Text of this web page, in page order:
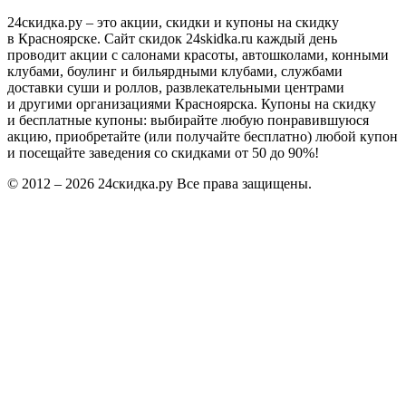
24скидка.ру – это акции, скидки и купоны на скидку
в Красноярске. Сайт скидок 24skidka.ru каждый день
проводит акции с салонами красоты, автошколами, конными
клубами, боулинг и бильярдными клубами, службами
доставки суши и роллов, развлекательными центрами
и другими организациями Красноярска. Купоны на скидку
и бесплатные купоны: выбирайте любую понравившуюся
акцию, приобретайте (или получайте бесплатно) любой купон
и посещайте заведения со скидками от 50 до 90%!
© 2012 – 2026 24скидка.ру Все права защищены.